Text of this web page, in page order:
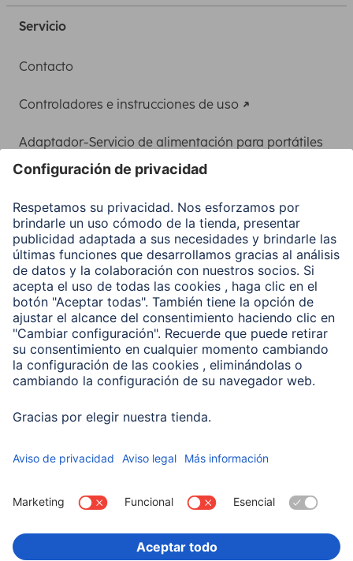
Servicio
Contacto
Controladores e instrucciones de uso
Adaptador-Servicio de alimentación para portátiles
Clientes online
Conviértete en distribuidor
Compañía
Historia de la empresa
Hama en todo el Mundo
Sostenibilidad
Business-Portal
Escoger Pais